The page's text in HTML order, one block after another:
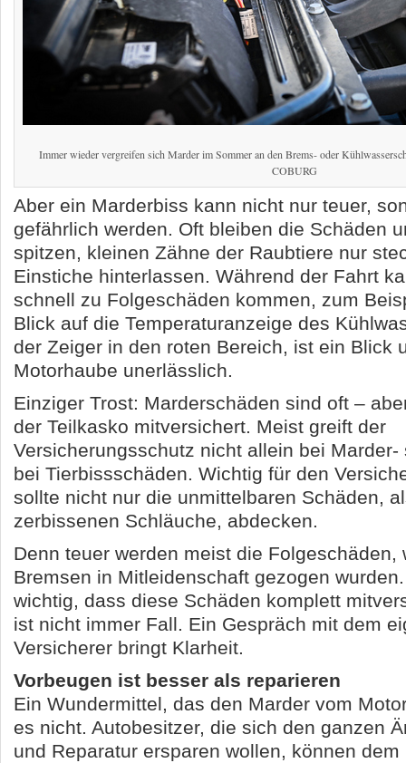
Immer wieder vergreifen sich Marder im Sommer an den Brems- oder
COBURG
Aber ein Marderbiss kann nicht nur teuer,
gefährlich werden. Oft bleiben die Schäden
spitzen, kleinen Zähne der Raubtiere nur
Einstiche hinterlassen. Während der Fahrt
schnell zu Folgeschäden kommen, zum
Blick auf die Temperaturanzeige des
der Zeiger in den roten Bereich, ist ein Blick
Motorhaube unerlässlich.
Einziger Trost: Marderschäden sind oft –
der Teilkasko mitversichert. Meist greift der
Versicherungsschutz nicht allein bei
bei Tierbissschäden. Wichtig für den
sollte nicht nur die unmittelbaren Schäden,
zerbissenen Schläuche, abdecken.
Denn teuer werden meist die Folgeschäden,
Bremsen in Mitleidenschaft gezogen
wichtig, dass diese Schäden komplett
ist nicht immer Fall. Ein Gespräch mit dem
Versicherer bringt Klarheit.
Vorbeugen ist besser als reparieren
Ein Wundermittel, das den Marder vom
es nicht. Autobesitzer, die sich den ganzen
und Reparatur ersparen wollen, können dem